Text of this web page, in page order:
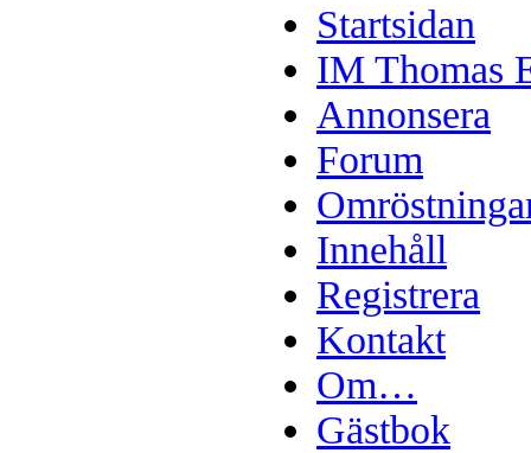
Startsidan
IM Thomas
Annonsera
Forum
Innehåll
Registrera
Kontakt
Om…
Gästbok